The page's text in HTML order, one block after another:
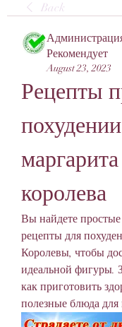
Back
Рекомендует
August 23, 2023
Рецепты
похудении
маргарита
королева
Вы найдете
рецепты для
Королевы, чтобы
идеальной фигуры.
как приготовить
полезные блюда для